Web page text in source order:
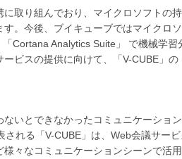
取り組んでおり、マイクロソフトの
。今後、ブイキューブではマイクロ
Cortana Analytics Suite」 で機械学習
ビスの提供に向けて、「V-CUBE」
いとできなかったコミュニケーショ
れる「V-CUBE」は、Web会議サー
々なコミュニケーションシーンで活用